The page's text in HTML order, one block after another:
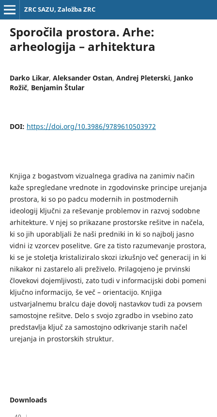
ZRC SAZU, Založba ZRC
Sporočila prostora. Arhe:
arheologija – arhitektura
Darko Likar, Aleksander Ostan, Andrej Pleterski, Janko
Rožič, Benjamin Štular
DOI: https://doi.org/10.3986/9789610503972
Knjiga z bogastvom vizualnega gradiva na zanimiv način
kaže spregledane vrednote in zgodovinske principe urejanja
prostora, ki so po padcu modernih in postmodernih
ideologij ključni za reševanje problemov in razvoj sodobne
arhitekture. V njej so prikazane prostorske rešitve in načela,
ki so jih uporabljali že naši predniki in ki so najbolj jasno
vidni iz vzorcev poselitve. Gre za tisto razumevanje prostora,
ki se je stoletja kristaliziralo skozi izkušnjo več generacij in ki
nikakor ni zastarelo ali preživelo. Prilagojeno je prvinski
človekovi dojemljivosti, zato tudi v informacijski dobi pomeni
ključno informacijo, še več – orientacijo. Knjiga
ustvarjalnemu bralcu daje dovolj nastavkov tudi za povsem
samostojne rešitve. Delo s svojo zgradbo in vsebino zato
predstavlja ključ za samostojno odkrivanje starih načel
urejanja in prostorskih struktur.
Downloads